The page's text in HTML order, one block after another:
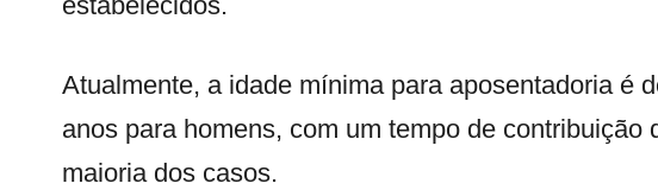
Atualmente, a idade mínima para aposentadoria é
anos para homens, com um tempo de contribuição
maioria dos casos.